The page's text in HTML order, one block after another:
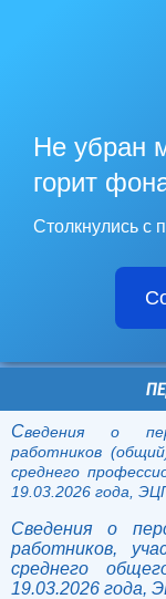
Не убран
горит
Столкнулись с
Сведения о
работников
среднего
19.03.2026 года,
Сведения о
работников,
среднего
19.03.2026 года,